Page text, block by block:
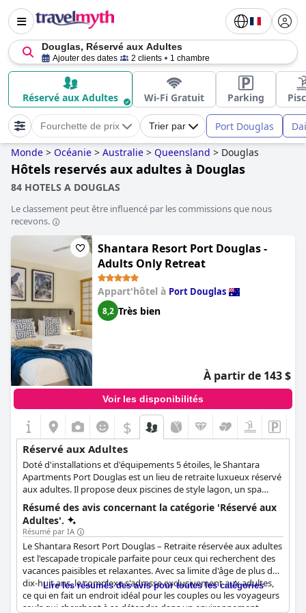
Douglas, Réservé aux Adultes
Ajouter des dates 2 clients 1 chambre
Réservé aux Adultes Wi-Fi Gratuit Parking
Fourchette de prix Trier par Port Douglas
Monde > Océanie > Australie > Queensland > Douglas
Hôtels reservés aux adultes à Douglas
84 HOTELS A DOUGLAS
Le classement peut être influencé par les commissions que nous
recevons.
Shantara Resort Port Douglas -
Adults Only Retreat
Appart'hôtel à Port Douglas
8,2 Très bien
À partir de 143 $
Voir les disponibilités
$
Réservé aux Adultes
Doté d'installations et d'équipements 5 étoiles, le Shantara
Apartments Port Douglas est un lieu de retraite luxueux réservé
aux adultes. Il propose deux piscines de style lagon, un spa
rafraîchissant où vous pourrez vous détendre et vous
ressourcer, ainsi que des appartements et des studios luxueux,
idéaux pour ceux qui souhaitent profiter d'une escapade
tranquille sans penser à leurs soucis quotidiens.
Résumé des avis concernant la catégorie 'Réservé aux
Adultes'.
Résumé par IA
Le Shantara Resort Port Douglas – Retraite réservée aux adultes
est l'escapade tropicale parfaite pour ceux qui recherchent des
vacances paisibles et relaxantes. Avec sa limite d'âge de plus de
dix-huit ans, le complexe s'adresse exclusivement aux adultes,
ce qui en fait un endroit idéal pour les couples ou les voyageurs
seuls qui cherchent à se détendre dans un environnement
Lire les résumés des avis pour toutes les catégories